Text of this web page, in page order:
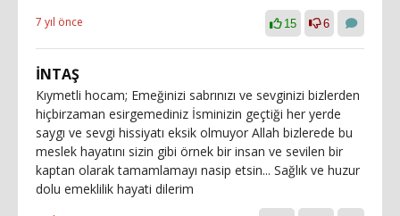
7 yıl önce 15 6
İNTAŞ
Kıymetli hocam; Emeğinizi sabrınızı ve sevginizi bizlerden
hiçbirzaman esirgemediniz İsminizin geçtiği her yerde
saygı ve sevgi hissiyatı eksik olmuyor Allah bizlerede bu
meslek hayatını sizin gibi örnek bir insan ve sevilen bir
kaptan olarak tamamlamayı nasip etsin... Sağlık ve huzur
dolu emeklilik hayati dilerim